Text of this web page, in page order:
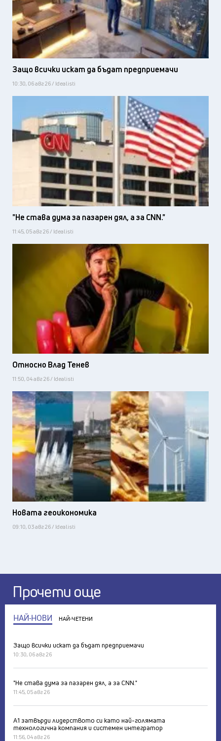
Защо всички искат да бъдат предприемачи
10:30, 06 авг 26 / Idealisti
"Не става дума за пазарен дял, а за CNN."
11:45, 05 авг 26 / Idealisti
Относно Влад Тенев
11:50, 04 авг 26 / Idealisti
Новата геоикономика
09:10, 03 авг 26 / Idealisti
Прочети още
НАЙ-НОВИ НАЙ-ЧЕТЕНИ
Защо всички искат да бъдат предприемачи
10:30, 06 авг 26
"Не става дума за пазарен дял, а за CNN."
11:45, 05 авг 26
А1 затвърди лидерството си като най-голямата
технологична компания и системен интегратор
11:56, 04 авг 26